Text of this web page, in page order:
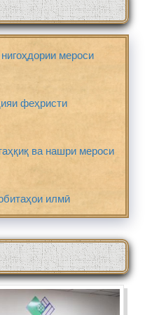
мероси
феҳристи
ва нашри мероси
илмӣ